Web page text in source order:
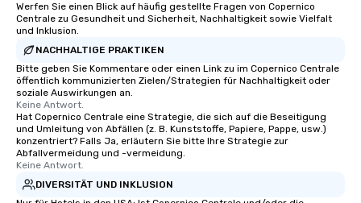
Werfen Sie einen Blick auf häufig gestellte Fragen von Copernico
Centrale zu Gesundheit und Sicherheit, Nachhaltigkeit sowie Vielfalt
und Inklusion.
NACHHALTIGE PRAKTIKEN
Bitte geben Sie Kommentare oder einen Link zu im Copernico Centrale
öffentlich kommunizierten Zielen/Strategien für Nachhaltigkeit oder
soziale Auswirkungen an.
Keine Antwort.
Hat Copernico Centrale eine Strategie, die sich auf die Beseitigung
und Umleitung von Abfällen (z. B. Kunststoffe, Papiere, Pappe, usw.)
konzentriert? Falls Ja, erläutern Sie bitte Ihre Strategie zur
Abfallvermeidung und -vermeidung.
Keine Antwort.
DIVERSITÄT UND INKLUSION